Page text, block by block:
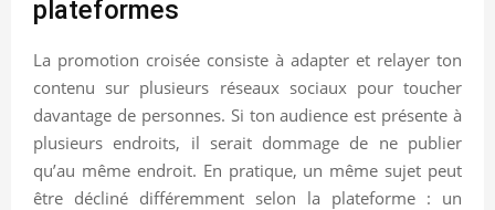
plateformes
La promotion croisée consiste à adapter et relayer ton
contenu sur plusieurs réseaux sociaux pour toucher
davantage de personnes. Si ton audience est présente à
plusieurs endroits, il serait dommage de ne publier
qu’au même endroit. En pratique, un même sujet peut
être décliné différemment selon la plateforme : un